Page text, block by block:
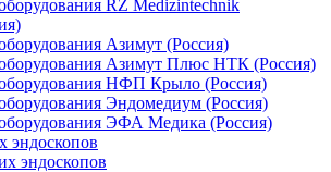
RZ Medizintechnik
Азимут (Россия)
Азимут Плюс НТК (Россия)
НФП Крыло (Россия)
Эндомедиум (Россия)
ЭФА Медика (Россия)
эндоскопов
эндоскопов